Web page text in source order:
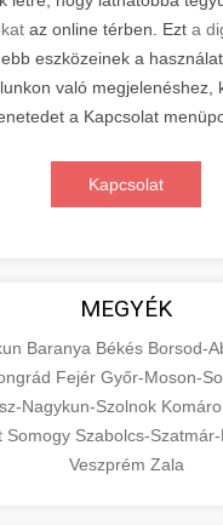
az online térben. Ezt a
eszközeinek a
való megjelenéshez,
a Kapcsolat
Kapcsolat
MEGYÉK
Baranya Békés Borsod-
Fejér Győr-Moson-
Nagykun-Szolnok
Somogy Szabolcs-
Veszprém Zala